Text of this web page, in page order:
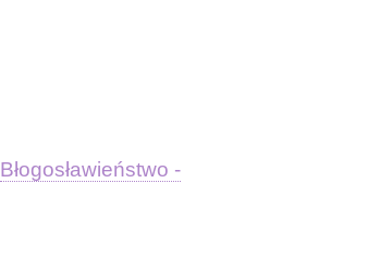
Błogosławieństwo -